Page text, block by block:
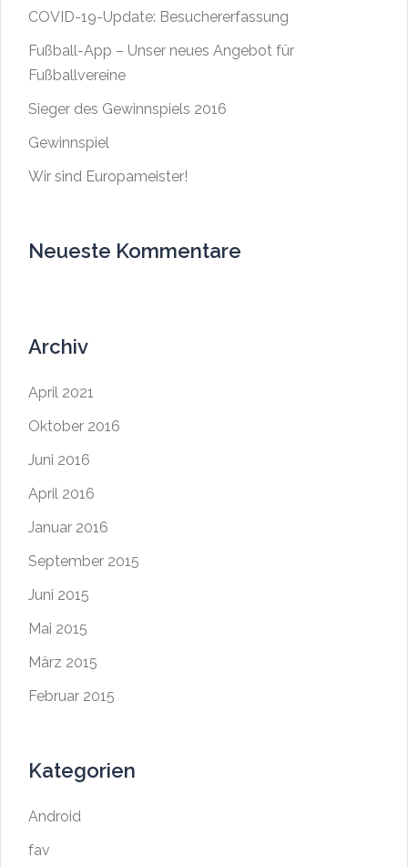
COVID-19-Update: Besuchererfassung
Fußball-App – Unser neues Angebot für
Fußballvereine
Sieger des Gewinnspiels 2016
Gewinnspiel
Wir sind Europameister!
Neueste Kommentare
Archiv
April 2021
Oktober 2016
Juni 2016
April 2016
Januar 2016
September 2015
Juni 2015
Mai 2015
März 2015
Februar 2015
Kategorien
Android
fav